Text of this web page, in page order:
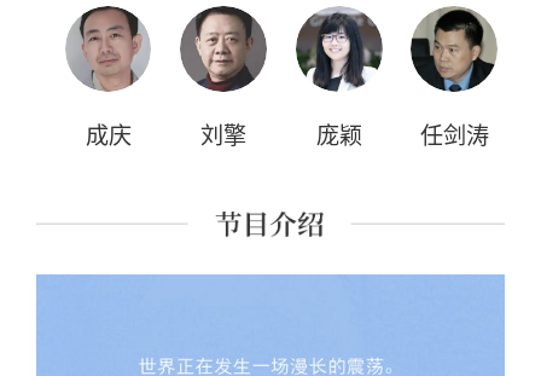
成庆 刘擎 庞颖 任剑涛